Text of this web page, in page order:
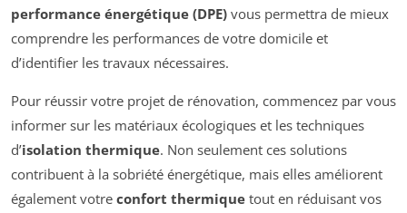
performance énergétique (DPE) vous permettra de mieux
comprendre les performances de votre domicile et
d’identifier les travaux nécessaires.
Pour réussir votre projet de rénovation, commencez par vous
informer sur les matériaux écologiques et les techniques
d’isolation thermique. Non seulement ces solutions
contribuent à la sobriété énergétique, mais elles améliorent
également votre confort thermique tout en réduisant vos